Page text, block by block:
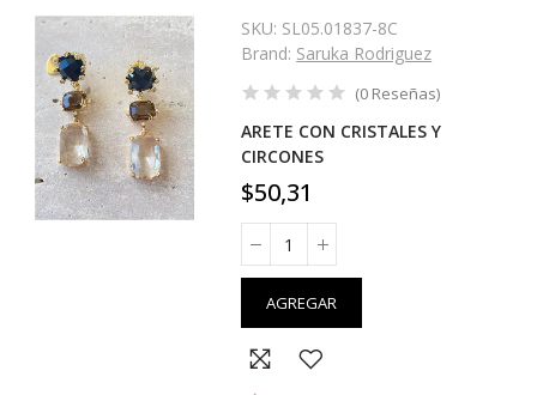
SKU: SL05.01837-8C
Brand: Saruka Rodriguez
(0 Reseñas)
ARETE CON CRISTALES Y
CIRCONES
$50,31
AGREGAR